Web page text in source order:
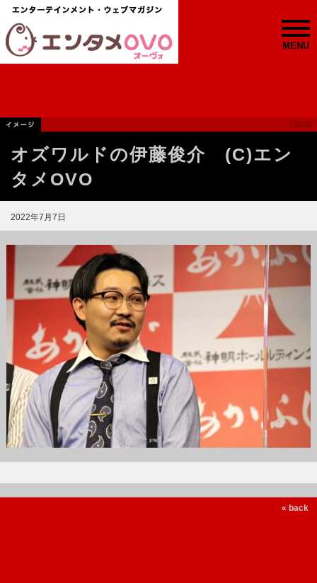
MENU
オズワルドの伊藤俊介 (C)エン
タメOVO
2022年7月7日
« back